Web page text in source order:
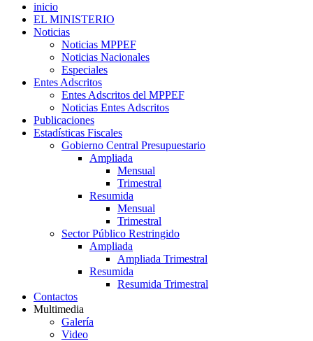
inicio
EL MINISTERIO
Noticias
Noticias MPPEF
Noticias Nacionales
Especiales
Entes Adscritos
Entes Adscritos del MPPEF
Noticias Entes Adscritos
Publicaciones
Estadísticas Fiscales
Gobierno Central Presupuestario
Ampliada
Mensual
Trimestral
Resumida
Mensual
Trimestral
Sector Público Restringido
Ampliada
Ampliada Trimestral
Resumida
Resumida Trimestral
Contactos
Multimedia
Galería
Video